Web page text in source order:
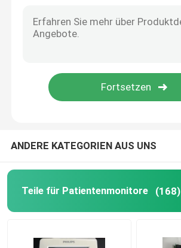
Verwendete Patientenmonitore
ANDERE KATEGORIEN AUS UNS
Teile für Patientenmonitore (168)